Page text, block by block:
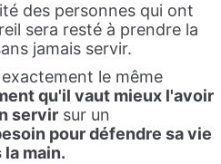
des personnes qui ont
sera resté à prendre la
jamais servir.
le même
qu'il vaut mieux l'avoir
servir sur un
pour défendre sa vie
main.